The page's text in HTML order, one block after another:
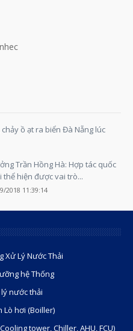
ồ ạt ra biển Đà Nẵng lúc
Trần Hồng Hà: Hợp tác quốc
thể hiện được vai trò...
2018 11:39:14
Xử Lý Nước Thải
hệ Thống
nước thải
Lò hơi (Boiller)
tower, Chiller, AHU, FCU)